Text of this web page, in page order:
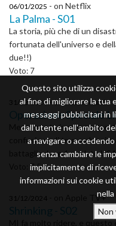
06/01/2025 - on Netflix
La Palma - S01
La storia, più che di un
fortunata dell'universo e
due!!)
Voto: 7
31/12/2024- on Paramount+
Operazione Speciale
Mezzo punto in meno
confusione di trame che si
battaglia dove 1 soldato
Voto: 7,5
31/12/2024 - on Apple TV+
Shrinking - S02
MI fa molto ridere, e questo
Questo sito utilizza
al fine di migliorare la tua
messaggi pubblicitari in
dall'utente nell'ambito
a navigare o
senza cambiare le
implicitamente di
informazioni sui cookie
nella